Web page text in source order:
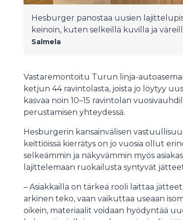
Hesburger panostaa uusien
keinoin, kuten selkeillä kuvilla ja
Salmela
Vastaremontoitu Turun linja-
ketjun 44 ravintolasta, joista jo löytyy
kasvaa noin 10–15 ravintolan
perustamisen yhteydessä.
Hesburgerin kansainvälisen
keittiöissä kierrätys on jo vuosia ollut
selkeämmin ja näkyvämmin myös
lajittelemaan ruokailusta syntyvät
– Asiakkailla on tärkeä rooli laittaa
arkinen teko, vaan vaikuttaa useaan
oikein, materiaalit voidaan hyödyntää